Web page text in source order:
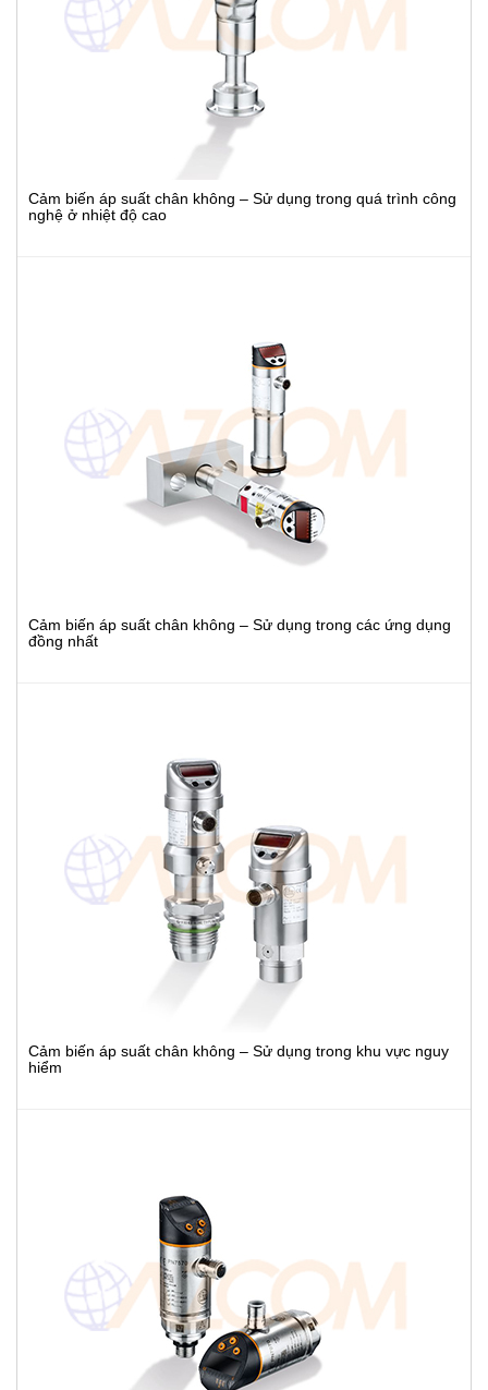
Cảm biến áp suất chân không – Sử dụng trong quá trình công
nghệ ở nhiệt độ cao
Cảm biến áp suất chân không – Sử dụng trong các ứng dụng
đồng nhất
Cảm biến áp suất chân không – Sử dụng trong khu vực nguy
hiểm